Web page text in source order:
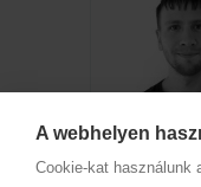
A webhelyen
Cookie-kat használunk